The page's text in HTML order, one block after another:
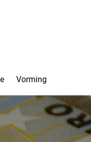
Vorming